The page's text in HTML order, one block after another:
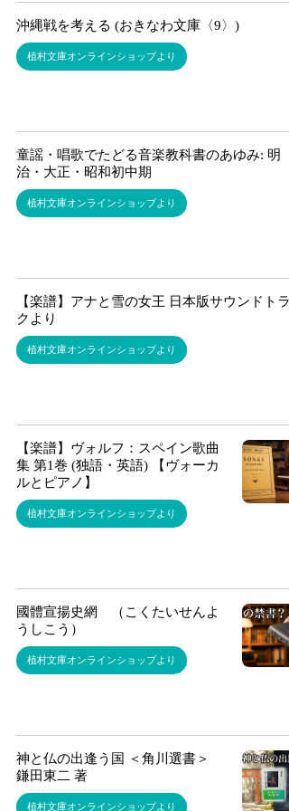
沖縄戦を考える (おきなわ文庫〈9〉)
植村文庫オンラインショップより
童謡・唱歌でたどる音楽教科書のあゆみ: 明
治・大正・昭和初中期
植村文庫オンラインショップより
【楽譜】アナと雪の女王 日本版サウンドトラ
クより
植村文庫オンラインショップより
【楽譜】ヴォルフ：スペイン歌曲
集 第1巻 (独語・英語) 【ヴォーカ
ルとピアノ】
植村文庫オンラインショップより
國體宣揚史網 （こくたいせんよ
うしこう）
植村文庫オンラインショップより
神と仏の出逢う国 ＜角川選書＞
鎌田東二 著
植村文庫オンラインショップより